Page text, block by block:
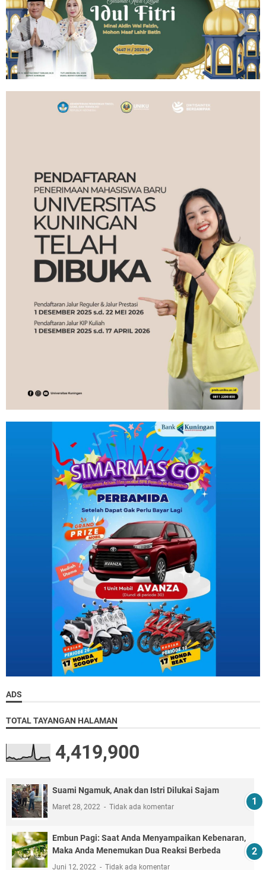
ADS
TOTAL TAYANGAN HALAMAN
4,419,900
Suami Ngamuk, Anak dan Istri Dilukai Sajam
Maret 28, 2022 Tidak ada komentar
Embun Pagi: Saat Anda Menyampaikan Kebenaran,
Maka Anda Menemukan Dua Reaksi Berbeda
Juni 12, 2022 Tidak ada komentar